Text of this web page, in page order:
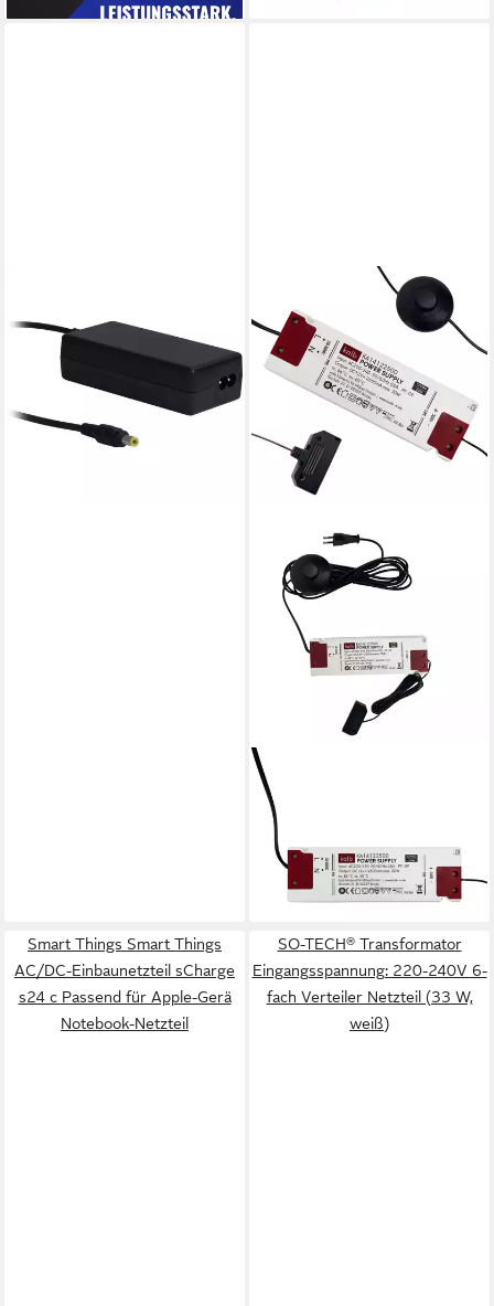
12Volt, 60Watt, Netzteil
22,87 €
lieferbar - in 2-3 Werktagen bei dir
KALB
LED Netzteil 12VDC mit
Schalter Verteiler Netzteil
27,90 € UVP32,90 €
-15%
lieferbar - in 2-3 Werktagen bei dir
Smart Things Smart Things
AC/DC-Einbaunetzteil sCharge
s24 c Passend für Apple-Gerä
Notebook-Netzteil
SO-TECH® Transformator
Eingangsspannung: 220-240V 6-
fach Verteiler Netzteil (33 W,
weiß)